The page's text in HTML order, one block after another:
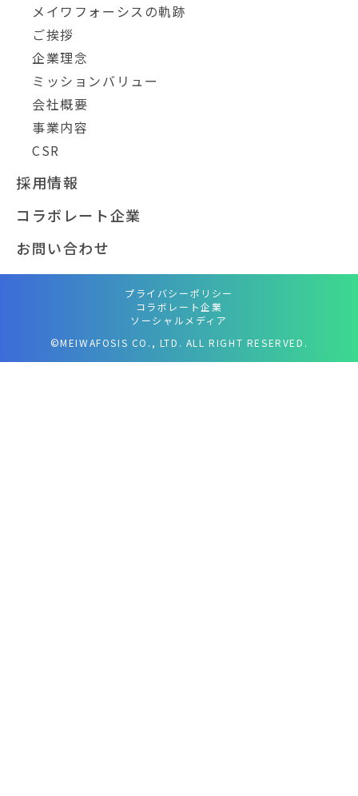
メイワフォーシスの軌跡
ご挨拶
企業理念
ミッションバリュー
会社概要
事業内容
CSR
採用情報
コラボレート企業
お問い合わせ
プライバシーポリシー
コラボレート企業
ソーシャルメディア
©MEIWAFOSIS CO., LTD. ALL RIGHT RESERVED.